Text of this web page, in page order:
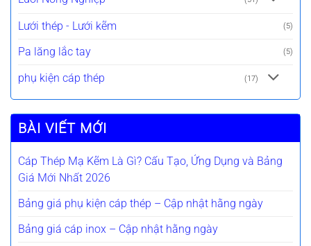
Lưới thép - Lưới kẽm (5)
Pa lăng lắc tay (5)
phụ kiện cáp thép (17)
BÀI VIẾT MỚI
Cáp Thép Mạ Kẽm Là Gì? Cấu Tạo, Ứng Dụng và Bảng
Giá Mới Nhất 2026
Bảng giá phụ kiện cáp thép – Cập nhật hằng ngày
Bảng giá cáp inox – Cập nhật hằng ngày